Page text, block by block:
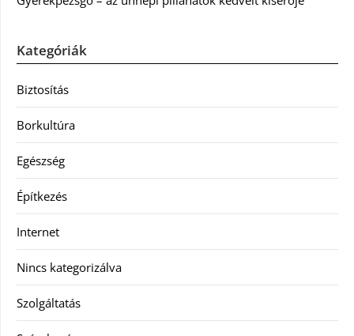
Kategóriák
Biztosítás
Borkultúra
Egészség
Építkezés
Internet
Nincs kategorizálva
Szolgáltatás